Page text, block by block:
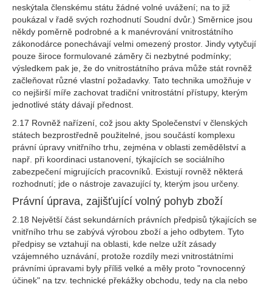
neskýtala členskému státu žádné volné uvážení; na to již
poukázal v řadě svých rozhodnutí Soudní dvůr.) Směrnice jsou
někdy poměrně podrobné a k manévrování vnitrostátního
zákonodárce ponechávají velmi omezený prostor. Jindy vytyčují
pouze široce formulované záměry či nezbytné podmínky;
výsledkem pak je, že do vnitrostátního práva může stát rovněž
začleňovat různé vlastní požadavky. Tato technika umožňuje v
co nejširší míře zachovat tradiční vnitrostátní přístupy, kterým
jednotlivé státy dávají přednost.
2.17 Rovněž nařízení, což jsou akty Společenství v členských
státech bezprostředně použitelné, jsou součástí komplexu
právní úpravy vnitřního trhu, zejména v oblasti zemědělství a
např. při koordinaci ustanovení, týkajících se sociálního
zabezpečení migrujících pracovníků. Existují rovněž některá
rozhodnutí; jde o nástroje zavazující ty, kterým jsou určeny.
Právní úprava, zajišťující volný pohyb zboží
2.18 Největší část sekundárních právních předpisů týkajících se
vnitřního trhu se zabývá výrobou zboží a jeho odbytem. Tyto
předpisy se vztahují na oblasti, kde nelze užít zásady
vzájemného uznávání, protože rozdíly mezi vnitrostátními
právními úpravami byly příliš velké a měly proto "rovnocenný
účinek" na tzv. technické překážky obchodu, tedy na cla nebo